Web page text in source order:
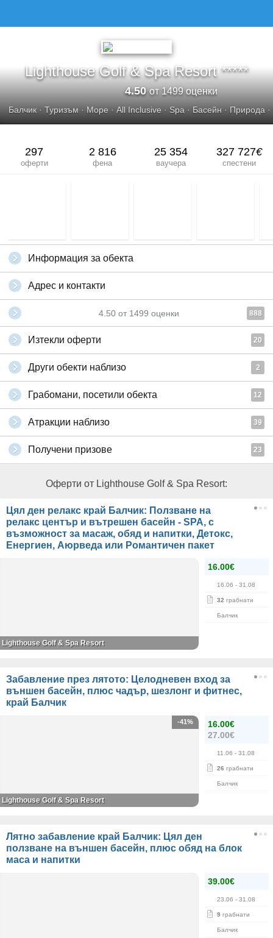
Lighthouse Golf & Spa Resort *****
4.50от 1499 оценки
Балчик · Туризъм · Море ·All Inclusive · Spa · Басейн · Природа ·
297
оферти
2 816
фена
25 354
ваучера
327 727€
спестени
Информация за обекта
Адрес и контакти
4.50 от 1499 оценки 888
Изтекли оферти 20
Други обекти наблизо 2
Грабомани, посетили обекта 12
Атракции наблизо 39
Получени призове 23
Оферти от Lighthouse Golf & Spa Resort:
Цял ден релакс край Балчик: Ползване на
релакс център и вътрешен басейн - SPA, с
възможност за масаж, обяд и напитки, Детокс,
Енергиен, Аюрведа или Романтичен пакет
16.00€
16.06 - 31.08
32 грабнати
Балчик
Lighthouse Golf & Spa Resort
Забавление през лятото: Целодневен вход за
външен басейн, плюс чадър, шезлонг и фитнес,
край Балчик
16.00€
27.00€
11.06 - 31.08
26 грабнати
Балчик
-41%
Lighthouse Golf & Spa Resort
Лятно забавление край Балчик: Цял ден
ползване на външен басейн, плюс обяд на блок
маса и напитки
39.00€
23.06 - 31.08
9 грабнати
Балчик